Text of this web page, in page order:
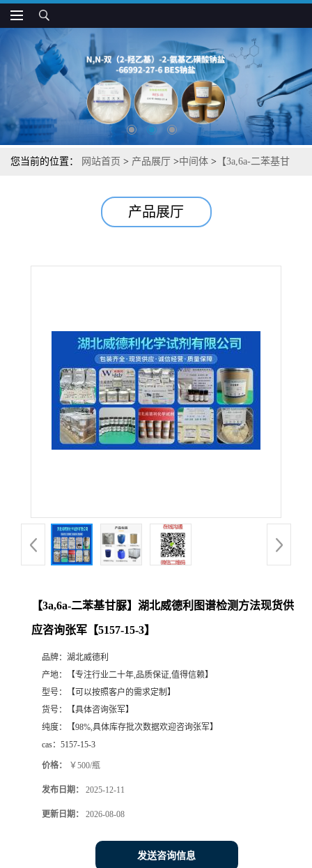
您当前的位置： 网站首页 > 产品展厅 >中间体 > 【3a,6a-二苯基甘
产品展厅
【3a,6a-二苯基甘脲】湖北威德利图谱检测方法现货供
应咨询张军【5157-15-3】
品牌： 湖北威德利
产地：
【专注行业二十年,品质保证,值得信赖】
型号：
【可以按照客户的需求定制】
货号：
【具体咨询张军】
纯度：
【98%,具体库存批次数据欢迎咨询张军】
cas： 5157-15-3
价格： ￥500/瓶
发布日期： 2025-12-11
更新日期： 2026-08-08
发送咨询信息